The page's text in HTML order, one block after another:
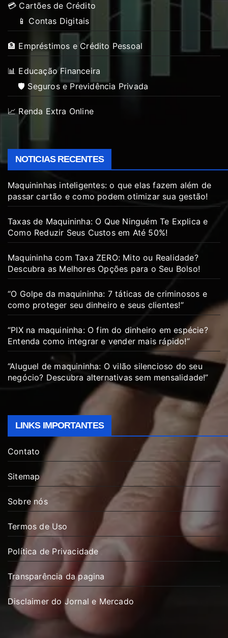
💳 Cartões de Crédito
📱 Contas Digitais
🏦 Empréstimos e Crédito Pessoal
📊 Educação Financeira
🛡️ Seguros e Previdência Privada
📈 Renda Extra Online
NOTICIAS RECENTES
Maquininhas inteligentes: o que elas fazem além de
passar cartão e como podem otimizar sua gestão!
Taxas de Maquininha: O Que Ninguém Te Explica e
Como Reduzir Seus Custos em Até 50%!
Maquininha com Taxa ZERO: Mito ou Realidade?
Descubra as Melhores Opções para o Seu Bolso!
“O Golpe da maquininha: 7 táticas de criminosos e
como proteger seu dinheiro e seus clientes!”
“PIX na maquininha: O fim do dinheiro em espécie?
Entenda como integrar e vender mais rápido!”
“Aluguel de maquininha: O vilão silencioso do seu
negócio? Descubra alternativas sem mensalidade!”
LINKS IMPORTANTES
Contato
Sitemap
Sobre nós
Termos de Uso
Política de Privacidade
Transparência da pagina
Disclaimer do Jornal e Mercado